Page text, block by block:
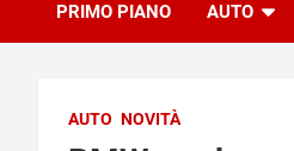
PRIMO PIANO AUTO
AUTO NOVITÀ